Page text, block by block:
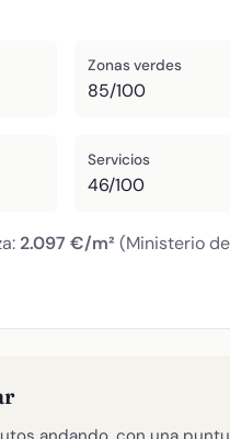
Zonas verdes
85/100
Servicios
46/100
2.097 €/m² (Ministerio